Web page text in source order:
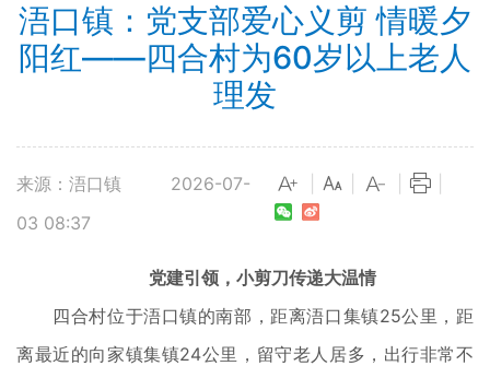
浯口镇：党支部爱心义剪 情暖夕
阳红——四合村为60岁以上老人
理发
来源：浯口镇
2026-07-
03 08:37
党建引领，小剪刀传递大温情
四合村位于浯口镇的南部，距离浯口集镇25公里，距
离最近的向家镇集镇24公里，留守老人居多，出行非常不